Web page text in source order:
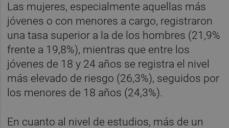
Las mujeres, especialmente aquellas más
jóvenes o con menores a cargo, registraron
una tasa superior a la de los hombres (21,9%
frente a 19,8%), mientras que entre los
jóvenes de 18 y 24 años se registra el nivel
más elevado de riesgo (26,3%), seguidos por
los menores de 18 años (24,3%).
En cuanto al nivel de estudios, más de un